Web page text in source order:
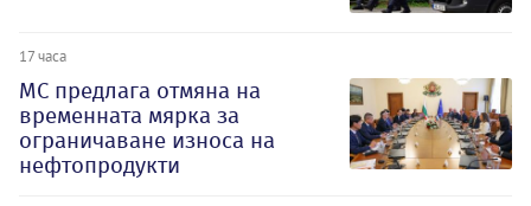
17 часа
МС предлага отмяна на
временната мярка за
ограничаване износа на
нефтопродукти